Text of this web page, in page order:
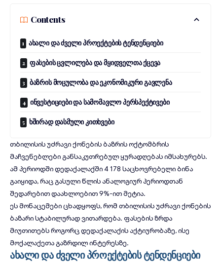
Contents
ახალი და ძველი პროექტების ტენდენციები
ფასების ცვლილება და მყიდველთა ქცევა
ბაზრის მოცულობა და ეკონომიკური გავლენა
ინვესტიციები და სამომავლო პერსპექტივები
ხშირად დასმული კითხვები
თბილისის უძრავი ქონების ბაზრის ოქტომბრის
მაჩვენებლები განსაკუთრებულ ყურადღებას იმსახურებს.
ამ პერიოდში დედაქალაქში 4 178 საცხოვრებელი ბინა
გაიყიდა, რაც გასული წლის ანალოგიურ პერიოდთან
შედარებით დაახლოებით 9%-ით მეტია.
ეს მონაცემები ცხადყოფს, რომ თბილისის უძრავი ქონების
ბაზარი სტაბილურად ვითარდება. ფასების ზრდა
მიუთითებს როგორც დედაქალაქის აქტიურობაზე, ისე
მოქალაქეთა გაზრდილ ინტერესზე.
ახალი და ძველი პროექტების ტენდენციები